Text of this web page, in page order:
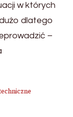
w których
dlatego
–